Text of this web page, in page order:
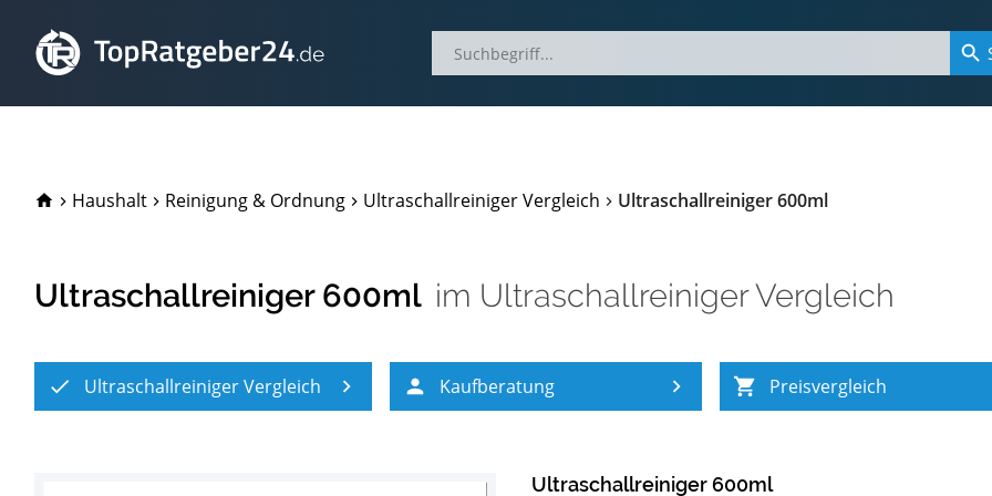
TopRatgeber24.de
Haushalt Reinigung & Ordnung Ultraschallreiniger Vergleich Ultraschallreiniger 600ml
Ultraschallreiniger 600ml im Ultraschallreiniger Vergleich
Ultraschallreiniger Vergleich Kaufberatung Preisvergleich
Ultraschallreiniger 600ml